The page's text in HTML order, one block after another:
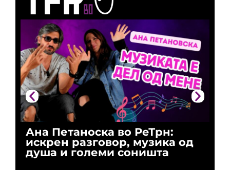
Ана Петаноска во РеТрн:
искрен разговор, музика од
душа и големи соништа